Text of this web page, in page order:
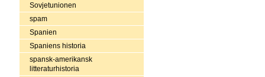
Sovjetunionen
spam
Spanien
Spaniens historia
spansk-amerikansk
litteraturhistoria